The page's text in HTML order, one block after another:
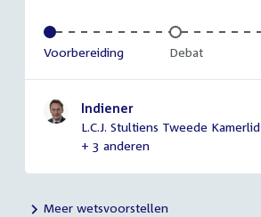
Voltooid:
Voorbereiding Onvoltooid:
Debat
Indiener
L.C.J. Stultiens Tweede Kamerlid
+ 3 anderen
Meer wetsvoorstellen